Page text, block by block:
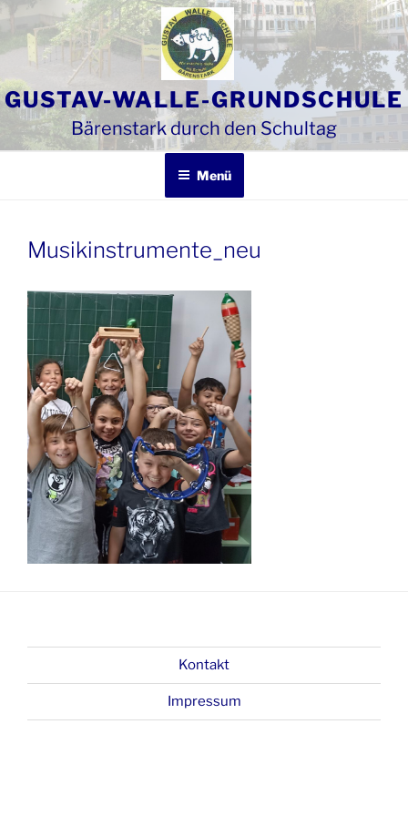
Zum
Inhalt
springen
GUSTAV-WALLE-GRUNDSCHULE
Bärenstark durch den Schultag
Menü
Musikinstrumente_neu
Kontakt
Impressum